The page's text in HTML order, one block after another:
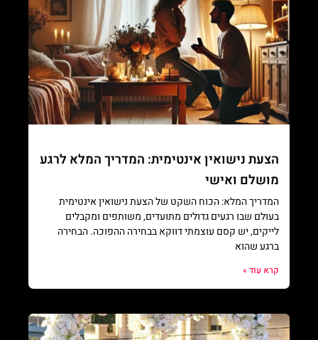
הצעת נישואין אינטימית: המדריך המלא לרגע
מושלם ואישי
המדריך המלא: הכוח השקט של הצעת נישואין אינטימית
בעולם שבו רגעים גדולים מתועדים, משותפים ומקבלים
לייקים, יש קסם עוצמתי דווקא בבחירה ההפוכה. הבחירה
ברגע שהוא
קרא עוד »